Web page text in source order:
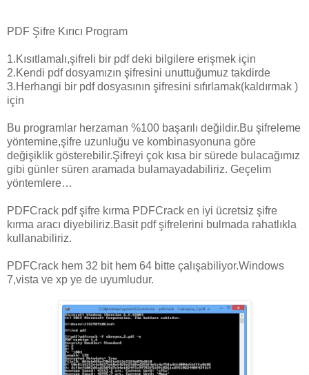
PDF Şifre Kırıcı Program
1.Kısıtlamalı,şifreli bir pdf deki bilgilere erişmek için
2.Kendi pdf dosyamızın şifresini unuttuğumuz takdirde
3.Herhangi bir pdf dosyasının şifresini sıfırlamak(kaldırmak )
için
Bu programlar herzaman %100 başarılı değildir.Bu şifreleme
yöntemine,şifre uzunluğu ve kombinasyonuna göre
değişiklik gösterebilir.Şifreyi çok kısa bir sürede bulacağımız
gibi günler süren aramada bulamayadabiliriz. Geçelim
yöntemlere…
PDFCrack pdf şifre kırma PDFCrack en iyi ücretsiz şifre
kırma aracı diyebiliriz.Basit pdf şifrelerini bulmada rahatlıkla
kullanabiliriz.
PDFCrack hem 32 bit hem 64 bitte çalışabiliyor.Windows
7,vista ve xp ye de uyumludur.